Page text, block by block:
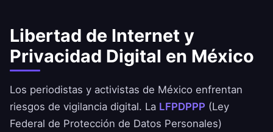
Libertad de Internet y
Privacidad Digital en México
Los periodistas y activistas de México enfrentan
riesgos de vigilancia digital. La LFPDPPP (Ley
Federal de Protección de Datos Personales)